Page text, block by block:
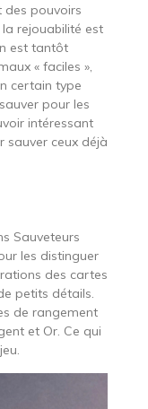
des pouvoirs
la rejouabilité est
est tantôt
« faciles »,
certain type
pour les
intéressant
sauver ceux déjà
Sauveteurs
les distinguer
des cartes
petits détails.
de rangement
et Or. Ce qui